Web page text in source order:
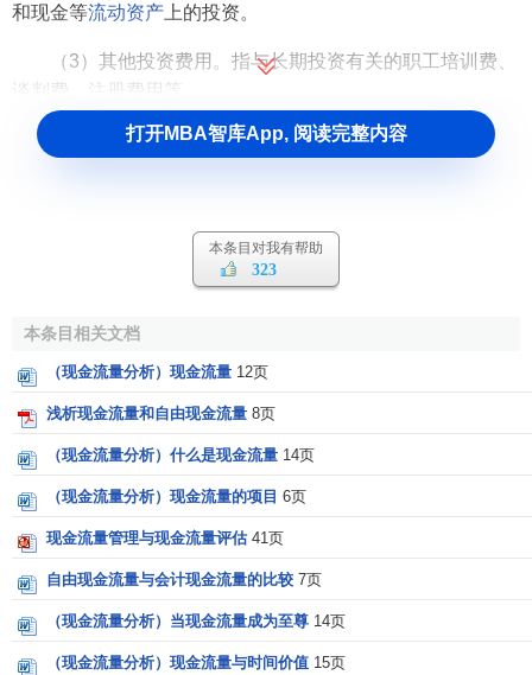
和现金等流动资产 上的投资。
（3）其他投资费用。指与长期投资有关的职工培训费、
谈判费、注册费用等。
（4）原有固定资产的变价收入。这主要是指固定资产更
营业现金流量是指投资项目投入使用后，在其寿命周期
所带来的现金流入和流出的数量。这种现金
流量一般以年为单位进行计算。这里现金流入一般是指营业
一个投资项目的每年销售收入 等于营业
（指不包括折旧等非付现的成本）等于营业现金支出，那
么，年营业现金净流量(简记为NCF)可用下列公式计算：
每年净现金流量（NCF）= 营业收入
或每年净现金流量（NCF）= 净利十折旧
或每年净现金流量（NCF）=营业收入
）－付现成本×（1－所得税率）＋折旧×所得税率
打开MBA智库App, 阅读完整内容
本条目对我有帮助
323
本条目相关文档
（现金流量分析）现金流量 12页
浅析现金流量和自由现金流量 8页
（现金流量分析）什么是现金流量 14页
（现金流量分析）现金流量的项目 6页
现金流量管理与现金流量评估 41页
自由现金流量与会计现金流量的比较 7页
（现金流量分析）当现金流量成为至尊 14页
（现金流量分析）现金流量与时间价值 15页